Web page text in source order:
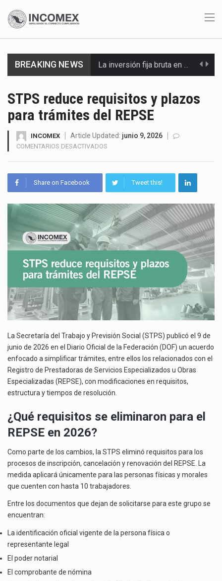
BREAKING NEWS
Las métricas tradicionales de los parques industriales —absorción, ocupación y metros cuadrados desarrollados— resultan insuficientes…
El superávit comercial de México con Estados Unidos alcanzó 102,581 millones de dólares (mdd) en…
El Gobierno de Estados Unidos ha procesado la devolución de aproximadamente 100,000 millones de dólares…
STPS reduce requisitos y plazos
para trámites del REPSE
INCOMEX Article Updated: junio 9, 2026
COMENTARIOS DESACTIVADOS
REQUISITOS
PARA
TRÁMITES
DEL
REPSE
Share on Facebook Tweet this!
La Secretaría del Trabajo y Previsión Social (STPS) publicó el 9 de
junio de 2026 en el Diario Oficial de la Federación (DOF) un acuerdo
enfocado a simplificar trámites, entre ellos los relacionados con el
Registro de Prestadoras de Servicios Especializados u Obras
Especializadas (REPSE), con modificaciones en requisitos,
estructura y tiempos de resolución.
¿Qué requisitos se eliminaron para el
REPSE en 2026?
Como parte de los cambios, la STPS eliminó requisitos para los
procesos de inscripción, cancelación y renovación del REPSE. La
medida aplicará únicamente para las personas físicas y morales
que cuenten con hasta 10 trabajadores.
Entre los documentos que dejan de solicitarse para este grupo se
encuentran:
La identificación oficial vigente de la persona física o
representante legal
El poder notarial
El comprobante de nómina